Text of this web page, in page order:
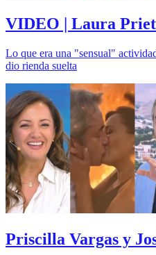
VIDEO | Laura
Lo que era una "sensual"
dio rienda suelta
Priscilla Vargas y